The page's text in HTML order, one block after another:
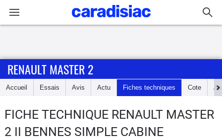
Accueil
Essais
RENAULT MASTER 2
Accueil Essais Avis Actu Fiches techniques Cote
FICHE TECHNIQUE RENAULT MASTER
2 II BENNES SIMPLE CABINE